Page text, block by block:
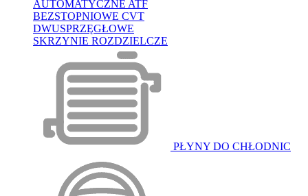
AUTOMATYCZNE ATF
BEZSTOPNIOWE CVT
DWUSPRZĘGŁOWE
SKRZYNIE ROZDZIELCZE
PŁYNY DO CHŁODNIC